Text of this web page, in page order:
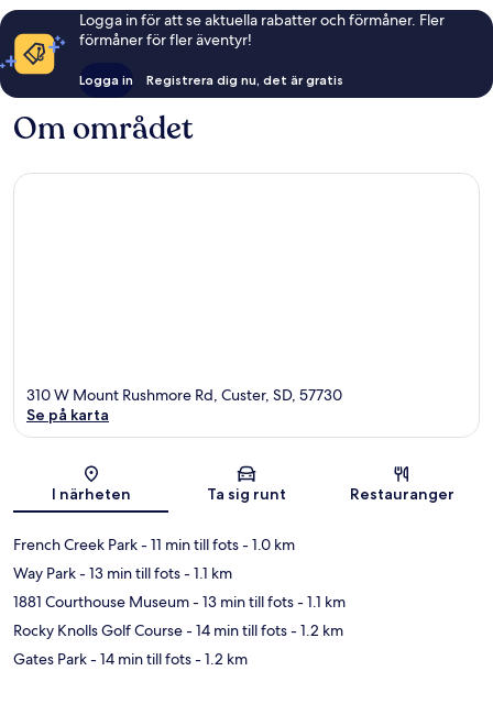
Logga in för att se aktuella rabatter och förmåner. Fler
förmåner för fler äventyr!
Logga in Registrera dig nu, det är gratis
Om området
Karta
310 W Mount Rushmore Rd, Custer, SD, 57730
Se på karta
I närheten Ta sig runt Restauranger
French Creek Park- 11 min till fots- 1.0 km
Way Park- 13 min till fots- 1.1 km
1881 Courthouse Museum- 13 min till fots- 1.1 km
Rocky Knolls Golf Course- 14 min till fots- 1.2 km
Gates Park- 14 min till fots- 1.2 km